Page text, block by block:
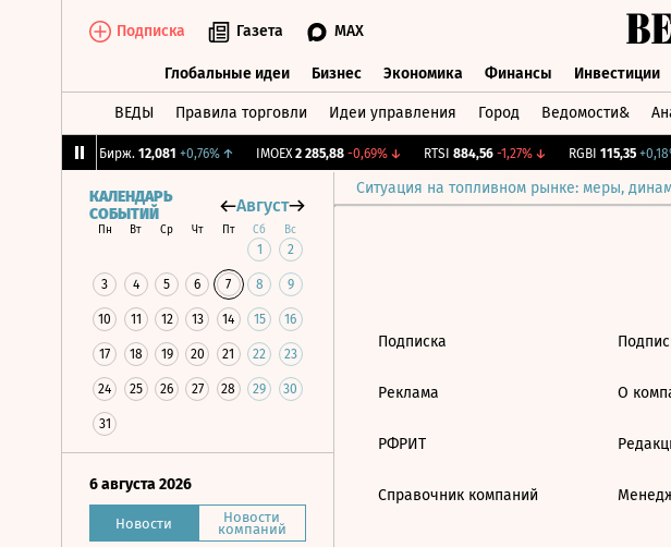
Подписка Газета MAX
Глобальные идеи Бизнес Экономика Финансы Инвестиции
ВЕДЫ Правила торговли Идеи управления Город Ведомости&
CNY Бирж. 12,081 +0,76%↑ IMOEX 2 285,88 -0,69%↓ RTSI 884,56 -1,27%↓ RGBI 115,35 +0,18%
Ситуация на топливном рынке: меры,
КАЛЕНДАРЬ
СОБЫТИЙ
Август
Пн Вт Ср Чт Пт Сб Вс
1 2
3 4 5 6 7 8 9
10 11 12 13 14 15 16
17 18 19 20 21 22 23
24 25 26 27 28 29 30
31
6 августа 2026
Новости Новости
компаний
Подписка
Реклама
РФРИТ
Справочник компаний
О